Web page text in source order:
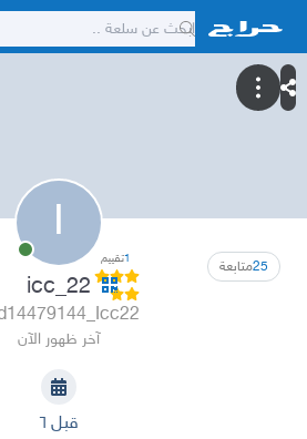
I
25متابعة 1تقييم
icc_22
آخر ظهور الآن
قبل ٦